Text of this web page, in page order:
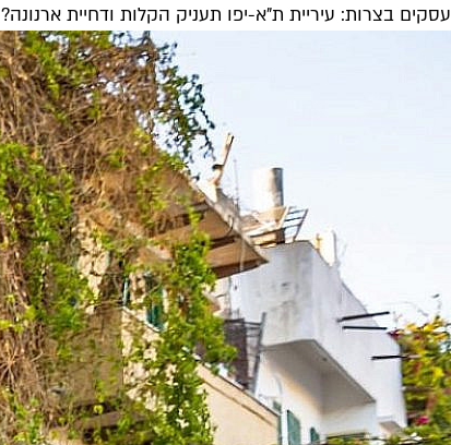
עסקים בצרות: עיריית ת"א-יפו תעניק הקלות ודחיית ארנונה?